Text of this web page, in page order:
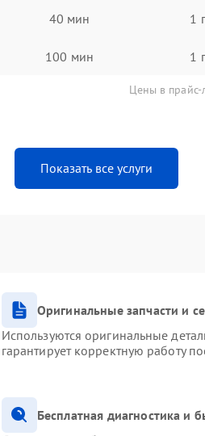
40 мин 1
100 мин 1
Цены в прайс-
Показать все услуги
Оригинальные запчасти и
Используются оригинальные
гарантирует корректную работу
Бесплатная диагностика и